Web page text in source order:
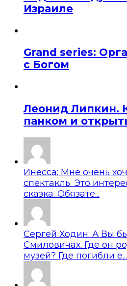
Израиле
Grand series:
с Богом
Леонид Липкин.
панком и
Инесса: Мне очень
спектакль. Это
сказка. Обязате...
Сергей Ходин: А Вы
Смиловичах. Где он
музей? Где погибли е...